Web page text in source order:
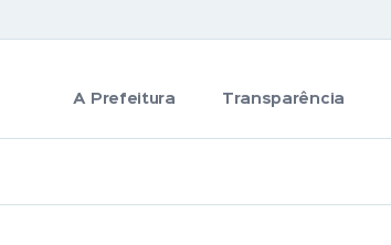
A Prefeitura Transparência